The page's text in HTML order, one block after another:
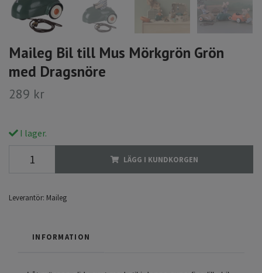
Maileg Bil till Mus Mörkgrön Grön
med Dragsnöre
289 kr
I lager.
LÄGG I KUNDKORGEN
Leverantör: Maileg
INFORMATION